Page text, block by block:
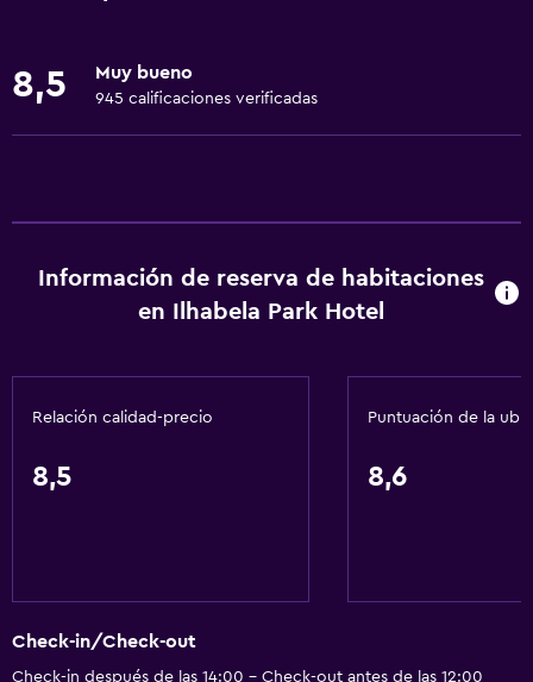
Ropa de cama
Habitaciones familiares
Casilleros
Baño
8,5 Muy bueno
945 calificaciones verificadas
Información de reserva de habitaciones
en Ilhabela Park Hotel
Relación calidad-precio
8,5
Puntuación de la
8,6
Check-in/Check-out
Check-in después de las 14:00 - Check-out antes de las 12:00